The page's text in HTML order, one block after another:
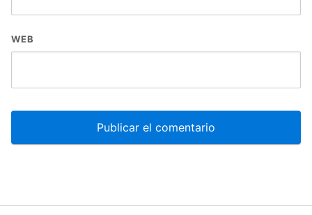
WEB